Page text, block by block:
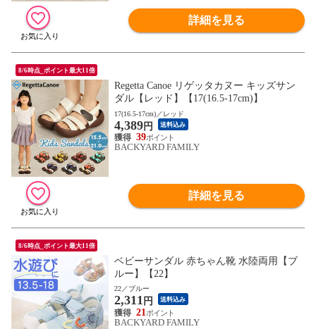
詳細を見る
8/6時点_ポイント最大11倍
Regetta Canoe リゲッタカヌー キッズサン
ダル【レッド】【17(16.5-17cm)】
17(16.5-17cm)／レッド
4,389円 送料込み
39
BACKYARD FAMILY
詳細を見る
8/6時点_ポイント最大11倍
ベビーサンダル 赤ちゃん靴 水陸両用【ブ
ルー】【22】
22／ブルー
2,311 円 送料込み
21
BACKYARD FAMILY